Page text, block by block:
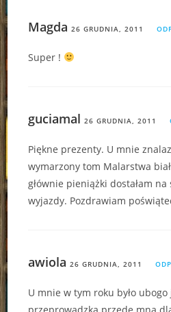
Magda 26 GRUDNIA, 2011
Super !
guciamal 26 GRUDNIA, 2011
Piękne prezenty. U mnie
wymarzony tom Malarstwa
głównie pieniążki dostałam
wyjazdy. Pozdrawiam
awiola 26 GRUDNIA, 2011
U mnie w tym roku było